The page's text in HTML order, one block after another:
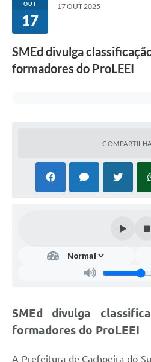
Serviços on-line
Turismo
A Nossa Cidade
Arquivos para Download
Contas Públicas
OUT
17
17 OUT 2025
SMEd divulga
formadores do ProLEEI
SMEd divulga
formadores do ProLEEI
A Prefeitura de Cachoeira do